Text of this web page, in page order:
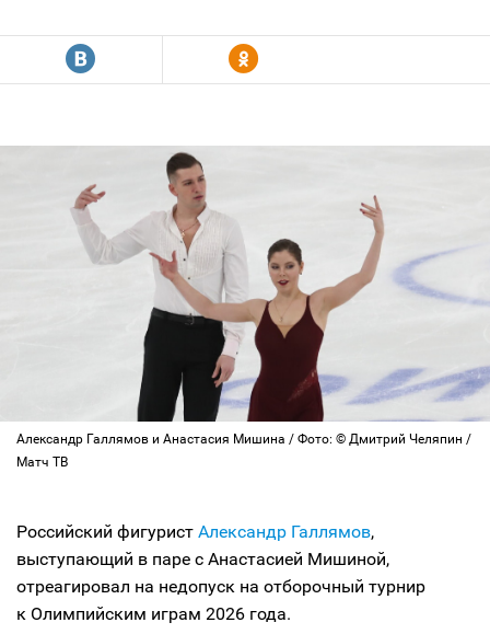
R Y
Александр Галлямов и Анастасия Мишина / Фото: © Дмитрий Челяпин /
Матч ТВ
Российский фигурист Александр Галлямов,
выступающий в паре с Анастасией Мишиной,
отреагировал на недопуск на отборочный турнир
к Олимпийским играм 2026 года.